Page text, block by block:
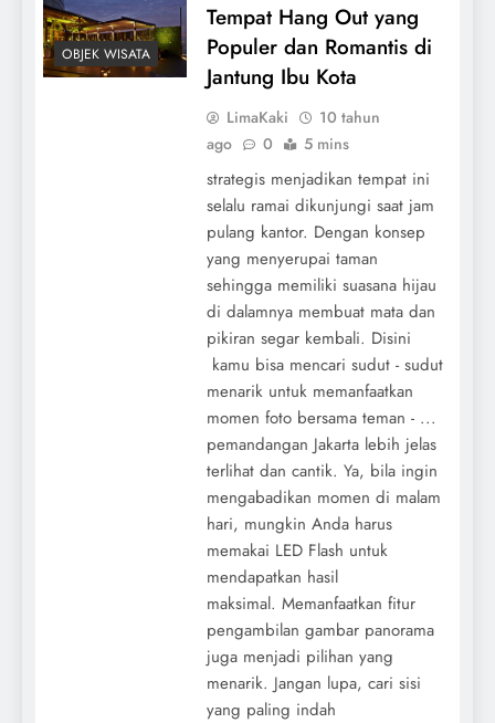
OBJEK WISATA
Tempat Hang Out yang
Populer dan Romantis di
Jantung Ibu Kota
LimaKaki
10 tahun
ago
0 5 mins
strategis menjadikan tempat ini
selalu ramai dikunjungi saat jam
pulang kantor. Dengan konsep
yang menyerupai taman
sehingga memiliki suasana hijau
di dalamnya membuat mata dan
pikiran segar kembali. Disini
kamu bisa mencari sudut - sudut
menarik untuk memanfaatkan
momen foto bersama teman - ...
pemandangan Jakarta lebih jelas
terlihat dan cantik. Ya, bila ingin
mengabadikan momen di malam
hari, mungkin Anda harus
memakai LED Flash untuk
mendapatkan hasil
maksimal. Memanfaatkan fitur
pengambilan gambar panorama
juga menjadi pilihan yang
menarik. Jangan lupa, cari sisi
yang paling indah